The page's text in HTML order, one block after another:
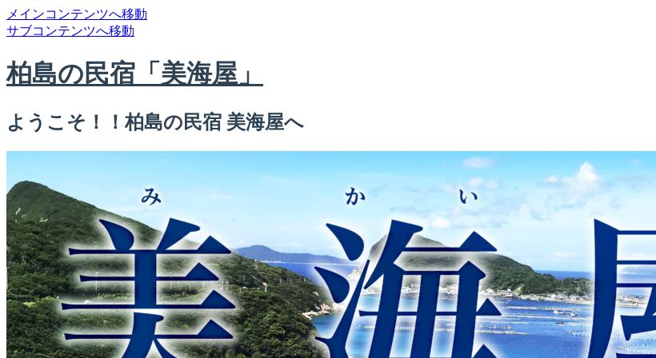
メインコンテンツへ移動
サブコンテンツへ移動
柏島の民宿「美海屋」
ようこそ！！柏島の民宿 美海屋へ